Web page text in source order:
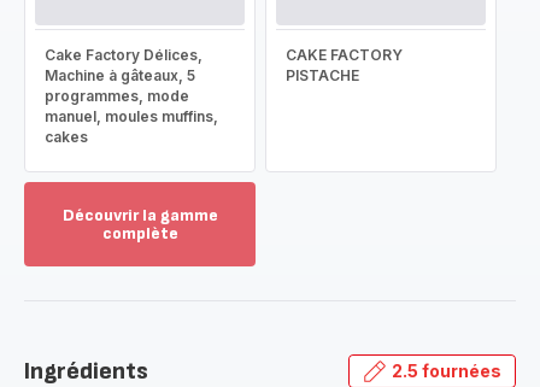
Cake Factory Délices,
Machine à gâteaux, 5
programmes, mode
manuel, moules muffins,
cakes
CAKE FACTORY
PISTACHE
Découvrir la gamme
complète
gamme
Ingrédients 2.5 fournées